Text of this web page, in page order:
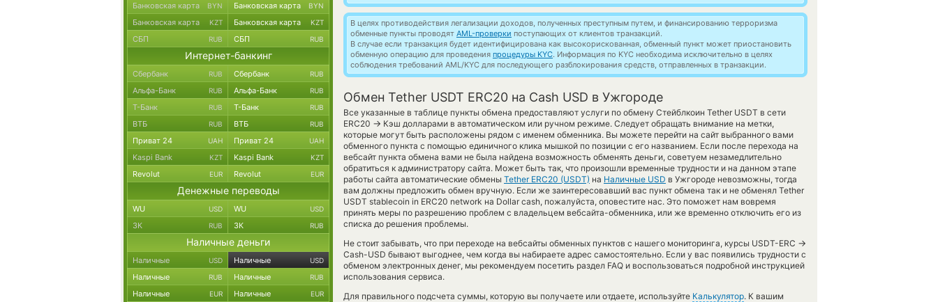
В целях противодействия легализации доходов, полученных преступным путем, и финансированию терроризма
обменные пункты проводят AML-проверки поступающих от клиентов транзакций.
В случае если транзакция будет идентифицирована как высокорискованная, обменный пункт может приостановить
обменную операцию для проведения процедуры KYC. Информация по KYC необходима исключительно в целях
соблюдения требований AML/KYC для последующего разблокирования средств, отправленных в транзакции.
Обмен Tether USDT ERC20 на Cash USD в Ужгороде
Все указанные в таблице пункты обмена предоставляют услуги по обмену Стейблкоин Tether USDT в сети
ERC20 → Кэш долларами в автоматическом или ручном режиме. Следует обращать внимание на метки,
которые могут быть расположены рядом с именем обменника. Вы можете перейти на сайт выбранного вами
обменного пункта с помощью единичного клика мышкой по позиции с его названием. Если после перехода на
вебсайт пункта обмена вами не была найдена возможность обменять деньги, советуем незамедлительно
обратиться к администратору сайта. Может быть так, что произошли временные трудности и на данном этапе
работы сайта автоматические обмены Tether ERC20 (USDT) на Наличные USD в Ужгороде невозможны, тогда
вам должны предложить обмен вручную. Если же заинтересовавший вас пункт обмена так и не обменял Tether
USDT stablecoin in ERC20 network на Dollar cash, пожалуйста, оповестите нас. Это поможет нам вовремя
принять меры по разрешению проблем с владельцем вебсайта-обменника, или же временно отключить его из
списка до решения проблемы.
Не стоит забывать, что при переходе на вебсайты обменных пунктов с нашего мониторинга, курсы USDT-ERC →
Cash-USD бывают выгоднее, чем когда вы набираете адрес самостоятельно. Если у вас появились трудности с
обменом электронных денег, мы рекомендуем посетить раздел FAQ и воспользоваться подробной инструкцией
использования сервиса.
Для правильного подсчета суммы, которую вы получаете или отдаете, используйте Калькулятор. К вашим
Банковская карта BYN Банковская карта BYN
Банковская карта KZT Банковская карта KZT
СБП RUB СБП RUB
Интернет-банкинг
Сбербанк RUB Сбербанк RUB
Альфа-Банк RUB Альфа-Банк RUB
Т-Банк RUB Т-Банк RUB
ВТБ RUB ВТБ RUB
Приват 24 UAH Приват 24 UAH
Kaspi Bank KZT Kaspi Bank KZT
Revolut EUR Revolut EUR
Денежные переводы
WU USD WU USD
ЗК RUB ЗК RUB
Наличные деньги
Наличные USD Наличные USD
Наличные RUB Наличные RUB
Наличные EUR Наличные EUR